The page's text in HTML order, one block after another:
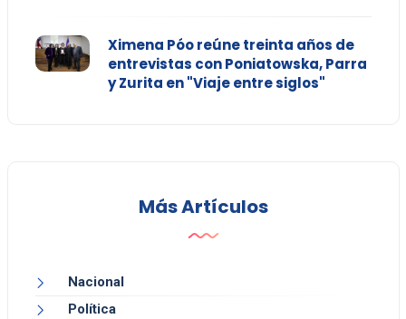
Ximena Póo reúne treinta años de
entrevistas con Poniatowska, Parra
y Zurita en "Viaje entre siglos"
Más Artículos
Nacional
Política